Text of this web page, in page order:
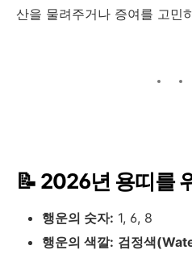
산을 물려주거나 증여를 고민
📝 2026년 용띠를
행운의 숫자: 1, 6, 8
행운의 색깔: 검정색